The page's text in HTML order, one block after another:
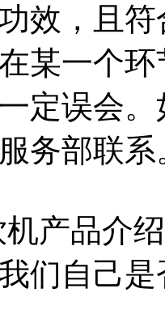
效，且
某一个
定误会
务部联系
产品介
们自己